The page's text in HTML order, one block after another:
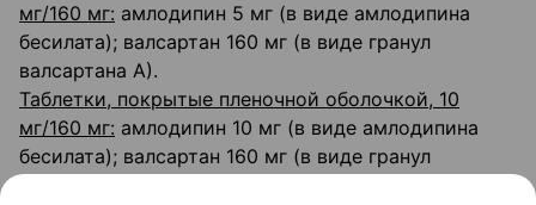
мг/160 мг: амлодипин 5 мг (в виде амлодипина
бесилата); валсартан 160 мг (в виде гранул
валсартана А).
Таблетки, покрытые пленочной оболочкой, 10
мг/160 мг: амлодипин 10 мг (в виде амлодипина
бесилата); валсартан 160 мг (в виде гранул